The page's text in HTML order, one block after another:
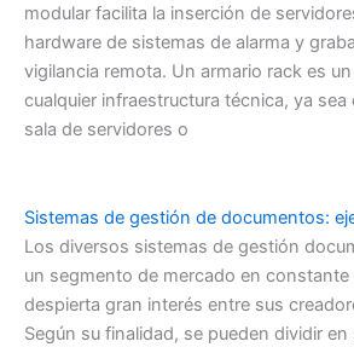
modular facilita la inserción de
hardware de sistemas de alarma y
vigilancia remota. Un armario rack es
cualquier infraestructura técnica, ya sea
sala de servidores o
Sistemas de gestión de documentos:
Los diversos sistemas de gestión
un segmento de mercado en constante
despierta gran interés entre sus
Según su finalidad, se pueden dividir en